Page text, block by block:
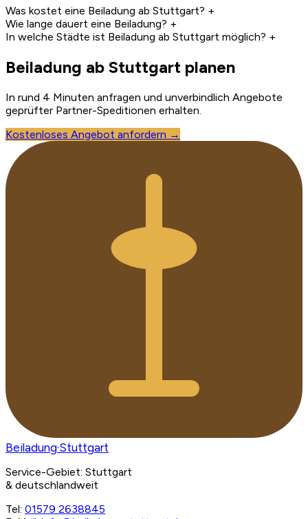
Was kostet eine Beiladung ab Stuttgart? +
Wie lange dauert eine Beiladung? +
In welche Städte ist Beiladung ab Stuttgart möglich? +
Beiladung ab Stuttgart planen
In rund 4 Minuten anfragen und unverbindlich Angebote
geprüfter Partner-Speditionen erhalten.
Kostenloses Angebot anfordern →
Beiladung·Stuttgart
Service-Gebiet: Stuttgart
& deutschlandweit
Tel: 01579 2638845